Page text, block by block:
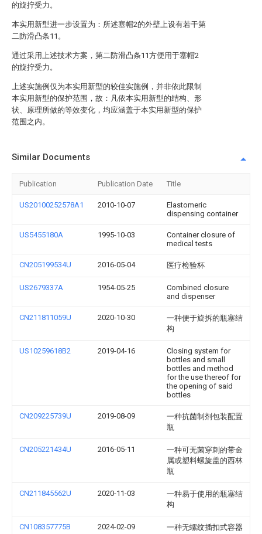
的旋拧受力。
本实用新型进一步设置为：所述塞帽2的外壁上设有若干第
二防滑凸条11。
通过采用上述技术方案，第二防滑凸条11方便用于塞帽2
的旋拧受力。
上述实施例仅为本实用新型的较佳实施例，并非依此限制
本实用新型的保护范围，故：凡依本实用新型的结构、形
状、原理所做的等效变化，均应涵盖于本实用新型的保护
范围之内。
Similar Documents
Publication Publication Date Title
US20100252578A1 2010-10-07
Elastomeric
dispensing container
US5455180A 1995-10-03
Container closure of
medical tests
CN205199534U 2016-05-04 医疗检验杯
US2679337A 1954-05-25
Combined closure
and dispenser
CN211811059U 2020-10-30
一种便于旋拆的瓶塞结
构
US10259618B2 2019-04-16
Closing system for
bottles and small
bottles and method
for the use thereof for
the opening of said
bottles
CN209225739U 2019-08-09
一种抗菌制剂包装配置
瓶
CN205221434U 2016-05-11
一种可无菌穿刺的带金
属或塑料螺旋盖的西林
瓶
CN211845562U 2020-11-03
一种易于使用的瓶塞结
构
CN108357775B 2024-02-09
一种无螺纹插扣式容器